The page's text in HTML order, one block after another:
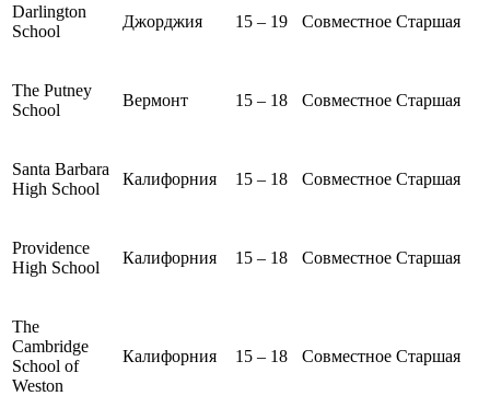
Darlington
School
Джорджия 15 – 19 Совместное Старшая
The Putney
School
Вермонт 15 – 18 Совместное Старшая
Santa Barbara
High School
Калифорния 15 – 18 Совместное Старшая
Providence
High School
Калифорния 15 – 18 Совместное Старшая
The
Cambridge
School of
Weston
Калифорния 15 – 18 Совместное Старшая